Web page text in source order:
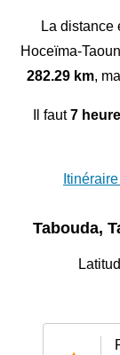
La distance
Hoceïma-
282.29 km,
Il faut7
Tabouda,